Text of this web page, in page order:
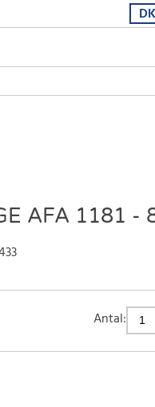
AFA 1181 -
Antal: